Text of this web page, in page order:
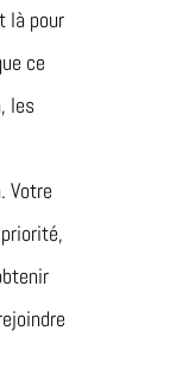
là pour
ce
les
Votre